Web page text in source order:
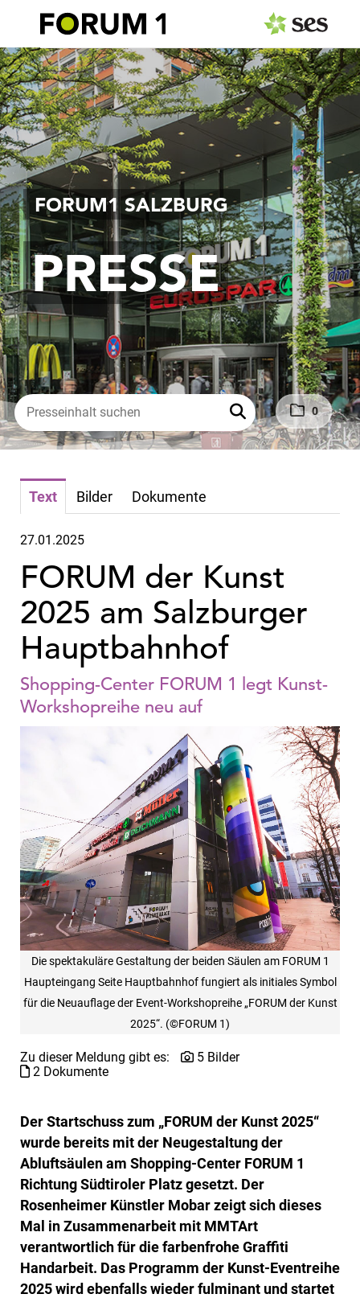
0
FORUM1 SALZBURG
PRESSE
PRESSEAUSSENDUNGEN
Center & Marken
Events
Services
MEDIAGALERIE
PRESSEKONTAKT
Text Bilder Dokumente
27.01.2025
FORUM der Kunst
2025 am Salzburger
Hauptbahnhof
Shopping-Center FORUM 1 legt Kunst-
Workshopreihe neu auf
Die spektakuläre Gestaltung der beiden Säulen am FORUM 1
Haupteingang Seite Hauptbahnhof fungiert als initiales Symbol
für die Neuauflage der Event-Workshopreihe „FORUM der Kunst
2025“. (©FORUM 1)
Zu dieser Meldung gibt es:
5 Bilder
2 Dokumente
Der Startschuss zum „FORUM der Kunst 2025“
wurde bereits mit der Neugestaltung der
Abluftsäulen am Shopping-Center FORUM 1
Richtung Südtiroler Platz gesetzt. Der
Rosenheimer Künstler Mobar zeigt sich dieses
Mal in Zusammenarbeit mit MMTArt
verantwortlich für die farbenfrohe Graffiti
Handarbeit. Das Programm der Kunst-Eventreihe
2025 wird ebenfalls wieder fulminant und startet